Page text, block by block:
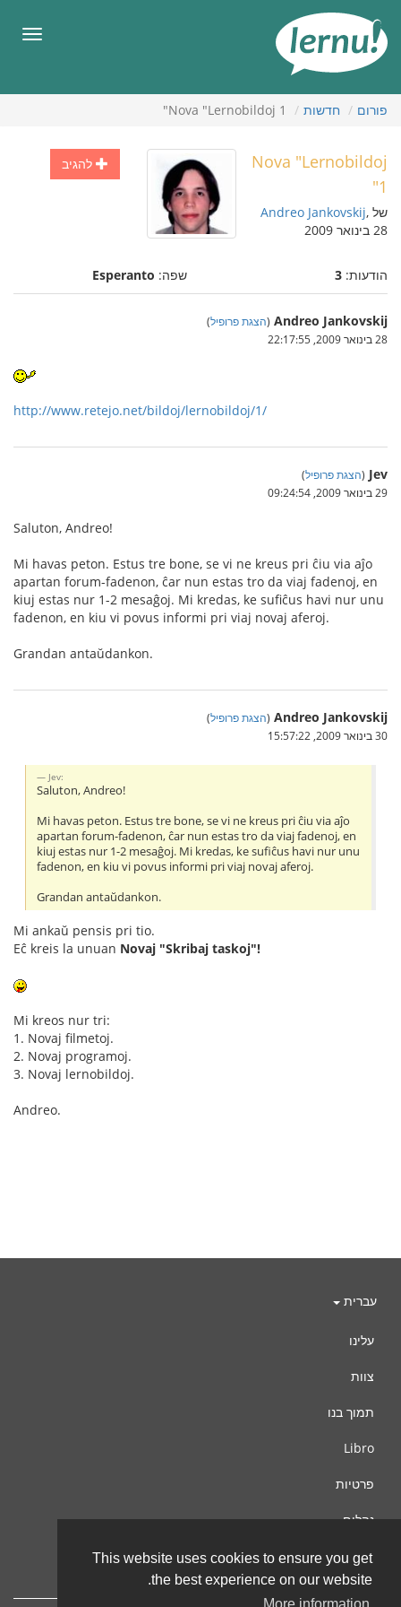
This website uses cookies to ensure you get
the best experience on our website.
העניינים
פורום חדשות Nova "Lernobildoj 1"
להגיב
Nova "Lernobildoj
1"
של Andreo Jankovskij,
28 בינואר 2009
הודעות: 3 שפה: Esperanto
Andreo Jankovskij
(הצגת פרופיל)
28 בינואר 2009, 22:17:55
http://www.retejo.net/bildoj/lernobildoj/1/
Jev
(הצגת פרופיל)
29 בינואר 2009, 09:24:54
Saluton, Andreo!
Mi havas peton. Estus tre bone, se vi ne kreus pri ĉiu via aĵo
apartan forum-fadenon, ĉar nun estas tro da viaj fadenoj, en
kiuj estas nur 1-2 mesaĝoj. Mi kredas, ke sufiĉus havi nur unu
fadenon, en kiu vi povus informi pri viaj novaj aferoj.
Grandan antaŭdankon.
Andreo Jankovskij
(הצגת פרופיל)
30 בינואר 2009, 15:57:22
Jev:
Saluton, Andreo!
Mi havas peton. Estus tre bone, se vi ne kreus pri ĉiu via aĵo
apartan forum-fadenon, ĉar nun estas tro da viaj fadenoj, en
kiuj estas nur 1-2 mesaĝoj. Mi kredas, ke sufiĉus havi nur unu
fadenon, en kiu vi povus informi pri viaj novaj aferoj.
Grandan antaŭdankon.
Mi ankaŭ pensis pri tio.
Eĉ kreis la unuan Novaj "Skribaj taskoj"!
Mi kreos nur tri:
1. Novaj filmetoj.
2. Novaj programoj.
3. Novaj lernobildoj.
Andreo.
עברית
עלינו
צוות
תמוך בנו
Libro
פרטיות
נהלים
צור קשר